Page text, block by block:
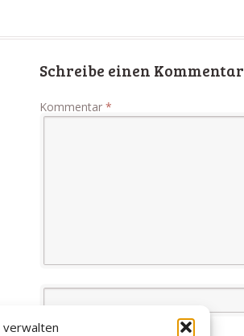
verwalten
Schreibe einen Kommentar
Kommentar*
Name